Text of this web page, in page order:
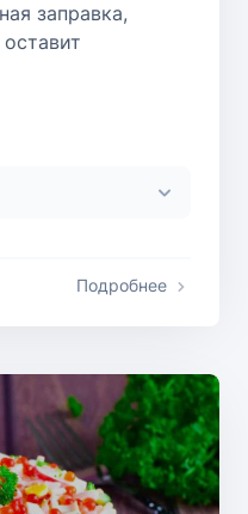
заправка,
Подробнее